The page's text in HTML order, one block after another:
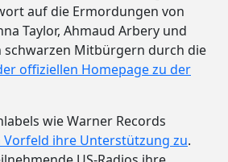
auf die Ermordungen von
Taylor, Ahmaud Arbery und
schwarzen Mitbürgern durch die
offiziellen Homepage zu der
wie Warner Records
ihre Unterstützung zu.